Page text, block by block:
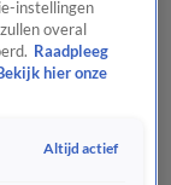
instellingen
overal
Raadpleeg
hier onze
Altijd actief